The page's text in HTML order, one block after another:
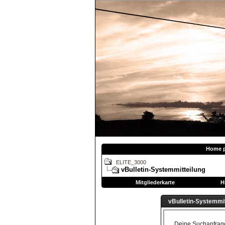
Home
ELITE_3000
vBulletin-Systemmitteilung
Mitgliederkarte
vBulletin-